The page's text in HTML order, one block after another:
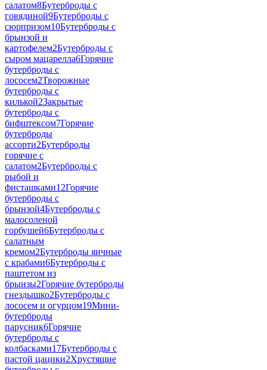
салатом8Бутерброды с
говядиной9Бутерброды с
сюрпризом10Бутерброды с
брынзой и
картофелем2Бутерброды с
сыром мацарелла6Горячие
бутерброды с
лососем2Творожные
бутерброды с
килькой2Закрытые
бутерброды с
бифштексом7Горячие
бутерброды
ассорти2Бутерброды
горячие с
салатом2Бутерброды с
рыбой и
фисташками12Горячие
бутерброды с
брынзой4Бутерброды с
малосоленой
горбушей6Бутерброды с
салатным
кремом2Бутерброды яичные
с крабами6Бутерброды с
паштетом из
брынзы2Горячие бутерброды
гнездышко2Бутерброды с
лососем и огурцом19Мини-
бутерброды
парусник6Горячие
бутерброды с
колбасками17Бутерброды с
пастой цацики2Хрустящие